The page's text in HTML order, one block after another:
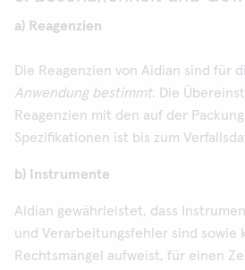
a) Reagenzien
Die Reagenzien von Aidian sind für
Anwendung bestimmt. Die
Reagenzien mit den auf der
Spezifikationen ist bis zum
b) Instrumente
Aidian gewährleistet, dass
und Verarbeitungsfehler sind sowie
Rechtsmängel aufweist, für einen